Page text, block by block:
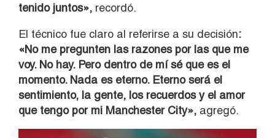
tenido juntos», recordó.
El técnico fue claro al referirse a su decisión:
«No me pregunten las razones por las que me
voy. No hay. Pero dentro de mí sé que es el
momento. Nada es eterno. Eterno será el
sentimiento, la gente, los recuerdos y el amor
que tengo por mi Manchester City», agregó.